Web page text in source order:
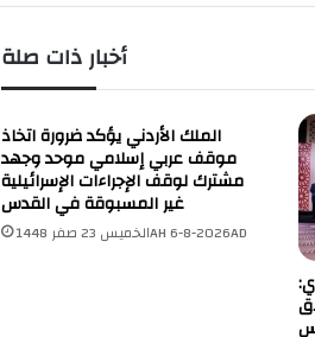
د
م
ا
ل
ر
م
ي
ن
ا
أخبار ذات صلة
الملك الأردني يؤكد ضرورة اتخاذ
موقف عربي إسلامي موحد وجهد
مشترك لوقف الإجراءات الإسرائيلية
غير المسبوقة في القدس
الخميس 23 صفر 1448AH 6-8-2026AD